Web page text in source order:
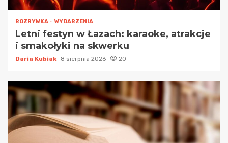
ROZRYWKA WYDARZENIA
Letni festyn w Łazach: karaoke, atrakcje
i smakołyki na skwerku
Daria Kubiak 8 sierpnia 2026 20